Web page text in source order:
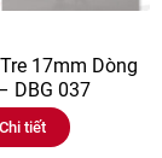
17mm Dòng
DBG 037
Chi tiết